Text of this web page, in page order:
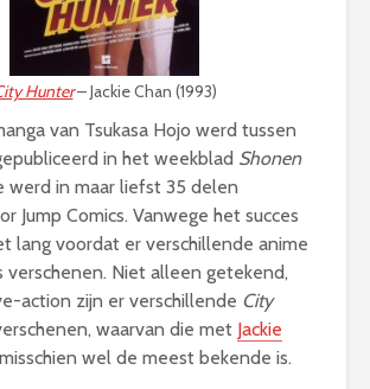
Hunter– Jackie Chan (1993)
van Tsukasa Hojo werd tussen
in het weekblad Shonen
werd in maar liefst 35 delen
Jump Comics. Vanwege het succes
lang voordat er verschillende anime
verschenen. Niet alleen getekend,
action zijn er verschillende City
waarvan die met Jackie
misschien wel de meest bekende is.